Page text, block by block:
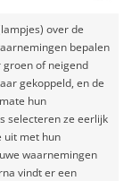
over de
bepalen
groen of neigend
gekoppeld, en de
hun
selecteren ze eerlijk
uit met hun
waarnemingen
vindt er een